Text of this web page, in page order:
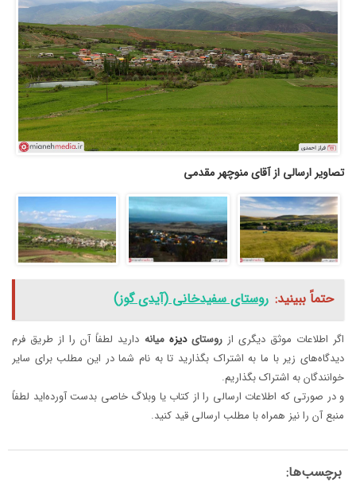
تصاویر ارسالی از آقای منوچهر مقدمی
حتماً ببینید: روستای سفیدخانی (آیدی گوز)
اگر اطلاعات موثق دیگری ازروستای دیزه میانه دارید لطفاً آن را از طریق فرم
دیدگاه‌های زیر با ما به اشتراک بگذارید تا به نام شما در این مطلب برای سایر
خوانندگان به اشتراک بگذاریم.
و در صورتی که اطلاعات ارسالی را از کتاب یا وبلاگ خاصی بدست آورده‌اید لطفاً
منبع آن را نیز همراه با مطلب ارسالی قید کنید.
برچسب‌ها: